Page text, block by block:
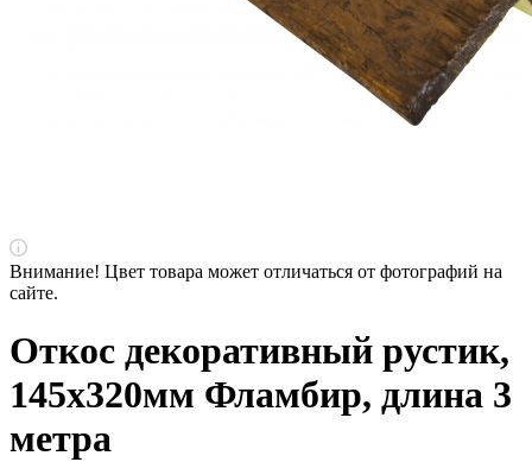
Внимание! Цвет товара может отличаться от фотографий на
сайте.
Откос декоративный рустик,
145х320мм Фламбир, длина 3
метра